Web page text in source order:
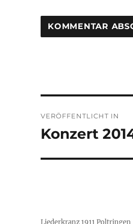
VERÖFFENTLICHT IN
Konzert
Liederkranz 1911 Poltringen